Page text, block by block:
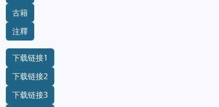
古籍
注釋
下载链接1
下载链接2
下载链接3